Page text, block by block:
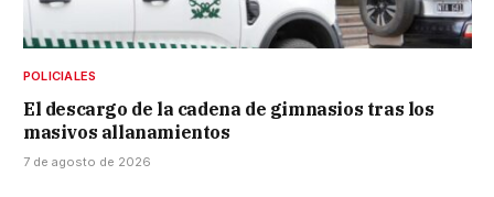
POLICIALES
El descargo de la cadena de gimnasios tras los
masivos allanamientos
7 de agosto de 2026